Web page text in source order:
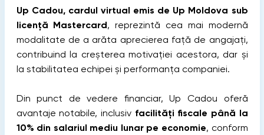
Up Cadou, cardul virtual emis de Up Moldova sub
licență Mastercard, reprezintă cea mai modernă
modalitate de a arăta aprecierea față de angajați,
contribuind la creșterea motivației acestora, dar și
la stabilitatea echipei și performanța companiei.
Din punct de vedere financiar, Up Cadou oferă
avantaje notabile, inclusiv facilități fiscale până la
10% din salariul mediu lunar pe economie, conform